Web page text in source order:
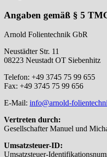
Angaben gemäß § 5
Arnold Folientechnik GbR
Neustädter Str. 11
08223 Neustadt OT Siebenhitz
Telefon: +49 3745 75 99 655
Fax: +49 3745 75 99 656
E-Mail: info@arnold-
Vertreten durch:
Gesellschafter Manuel und
Umsatzsteuer-ID:
Umsatzsteuer-